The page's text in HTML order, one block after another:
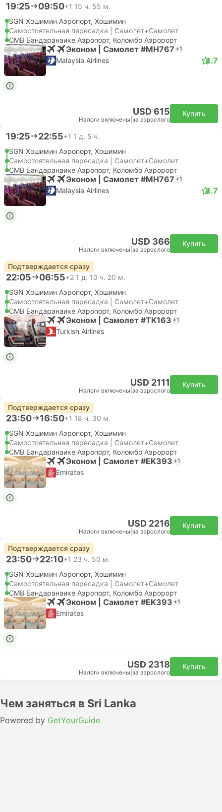
19:25 09:50+1 15 ч. 55 м.
SGN Хошимин Аэропорт, Хошимин
Самостоятельная пересадка | Самолет+Самолет
CMB Бандаранаике Аэропорт, Коломбо Аэророрт
Эконом | Самолет #MH767 +1
Malaysia Airlines 4.7
USD 615
Налоги включены за взрослого
Купить
19:25 22:55+1 1 д. 5 ч.
SGN Хошимин Аэропорт, Хошимин
Самостоятельная пересадка | Самолет+Самолет
CMB Бандаранаике Аэропорт, Коломбо Аэророрт
Эконом | Самолет #MH767 +1
Malaysia Airlines 4.7
USD 366
Налоги включены за взрослого
Купить
Подтверждается сразу
22:05 06:55+2 1 д. 10 ч. 20 м.
SGN Хошимин Аэропорт, Хошимин
Самостоятельная пересадка | Самолет+Самолет
CMB Бандаранаике Аэропорт, Коломбо Аэророрт
Эконом | Самолет #TK163 +1
Turkish Airlines
USD 2111
Налоги включены за взрослого
Купить
Подтверждается сразу
23:50 16:50+1 18 ч. 30 м.
SGN Хошимин Аэропорт, Хошимин
Самостоятельная пересадка | Самолет+Самолет
CMB Бандаранаике Аэропорт, Коломбо Аэророрт
Эконом | Самолет #EK393 +1
Emirates
USD 2216
Налоги включены за взрослого
Купить
Подтверждается сразу
23:50 22:10+1 23 ч. 50 м.
SGN Хошимин Аэропорт, Хошимин
Самостоятельная пересадка | Самолет+Самолет
CMB Бандаранаике Аэропорт, Коломбо Аэророрт
Эконом | Самолет #EK393 +1
Emirates
USD 2318
Налоги включены за взрослого
Купить
Чем заняться в Sri Lanka
Powered by GetYourGuide